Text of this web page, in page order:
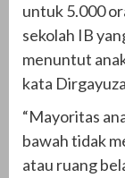
untuk 5.000
sekolah IB
menuntut
kata
“Mayoritas
bawah tidak
atau ruang